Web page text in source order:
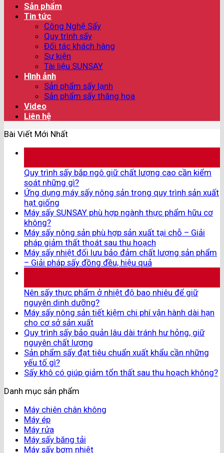
Sản phẩm
Tin tức
Công Nghệ Sấy
Quy trình sấy
Đối tác khách hàng
Sự kiện
Tài liệu SUNSAY
Hình ảnh
Sản phẩm sấy lạnh
Sản phẩm sấy thăng hoa
Video
Liên hệ
Bài Viết Mới Nhất
Quy trình sấy bắp ngô giữ chất lượng cao cần kiểm
soát những gì?
Ứng dụng máy sấy nông sản trong quy trình sản xuất
hạt giống
Máy sấy SUNSAY phù hợp ngành thực phẩm hữu cơ
không?
Máy sấy nông sản phù hợp sản xuất tại chỗ – Giải
pháp giảm thất thoát sau thu hoạch
Máy sấy nhiệt đối lưu bảo đảm chất lượng sản phẩm
– Giải pháp sấy đồng đều, hiệu quả
Nên sấy thực phẩm ở nhiệt độ bao nhiêu để giữ
nguyên dinh dưỡng?
Máy sấy nông sản tiết kiệm chi phí vận hành dài hạn
cho cơ sở sản xuất
Quy trình sấy bảo quản lâu dài tránh hư hỏng, giữ
nguyên chất lượng
Sản phẩm sấy đạt tiêu chuẩn xuất khẩu cần những
yếu tố gì?
Sấy khô có giúp giảm tổn thất sau thu hoạch không?
Danh mục sản phẩm
Máy chiên chân không
Máy ép
Máy rửa
Máy sấy băng tải
Máy sấy bơm nhiệt